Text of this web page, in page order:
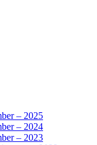
– 2025
– 2024
– 2023